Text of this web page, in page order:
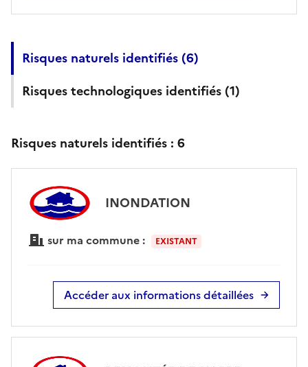
Risques naturels identifiés (6)
Risques technologiques identifiés (1)
Risques naturels identifiés : 6
INONDATION
sur ma commune : EXISTANT
Accéder aux informations détaillées